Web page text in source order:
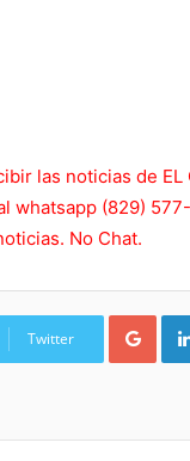
las noticias de
whatsapp (829)
No Chat.
Twitter